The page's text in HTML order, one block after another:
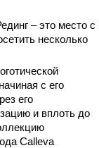
– это место с
несколько
с его
его
и вплоть до
Calleva